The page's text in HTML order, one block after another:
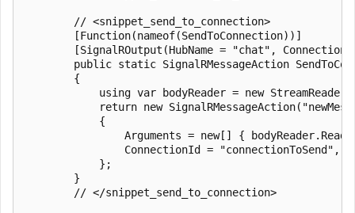
        // <snippet_send_to_connection>
        [Function(nameof(SendToConnection))]
[SignalROutput(HubName = "chat",
public static SignalRMessageAction
        {
using var bodyReader = new
return new
            {
Arguments = new[] {
                ConnectionId = "connectionToSend",
            };
        }
        // </snippet_send_to_connection>